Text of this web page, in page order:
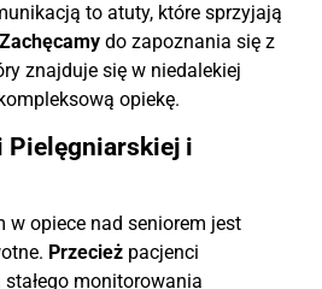
to atuty, które sprzyjają
Zachęcamy do zapoznania się z
znajduje się w niedalekiej
opiekę.
Pielęgniarskiej i
w opiece nad seniorem jest
Przecież pacjenci
monitorowania